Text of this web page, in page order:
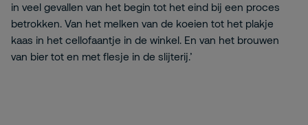
in veel gevallen van het begin tot het eind bij een proces
betrokken. Van het melken van de koeien tot het plakje
kaas in het cellofaantje in de winkel. En van het brouwen
van bier tot en met flesje in de slijterij.’